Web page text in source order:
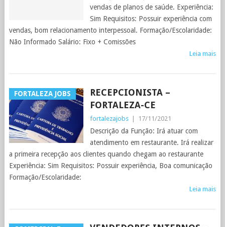
vendas de planos de saúde. Experiência:
Sim Requisitos: Possuir experiência com
vendas, bom relacionamento interpessoal. Formação/Escolaridade:
Não Informado Salário: Fixo + Comissões
Leia mais
FORTALEZA JOBS
RECEPCIONISTA –
FORTALEZA-CE
fortalezajobs 17/11/2021
Descrição da Função: Irá atuar com
atendimento em restaurante. Irá realizar
a primeira recepção aos clientes quando chegam ao restaurante
Experiência: Sim Requisitos: Possuir experiência, Boa comunicação
Formação/Escolaridade:
Leia mais